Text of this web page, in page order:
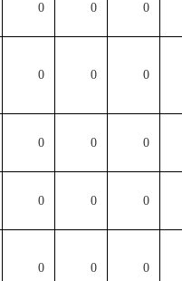
0 0 0
0 0 0
0 0 0
0 0 0
0 0 0